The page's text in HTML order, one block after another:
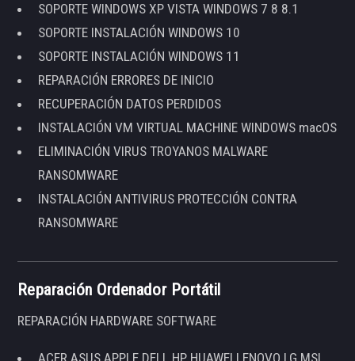
SOPORTE WINDOWS XP VISTA WINDOWS 7 8 8.1
SOPORTE INSTALACIÓN WINDOWS 10
SOPORTE INSTALACIÓN WINDOWS 11
REPARACIÓN ERRORES DE INICIO
RECUPERACIÓN DATOS PERDIDOS
INSTALACIÓN VM VIRTUAL MACHINE WINDOWS macOS
ELIMINACIÓN VIRUS TROYANOS MALWARE
RANSOMWARE
INSTALACIÓN ANTIVIRUS PROTECCIÓN CONTRA
RANSOMWARE
Reparación Ordenador Portátil
REPARACIÓN HARDWARE SOFTWARE
ACER ASUS APPLE DELL HP HUAWEI LENOVO LG MSI